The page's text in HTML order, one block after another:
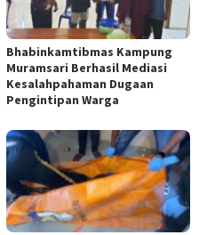
Bhabinkamtibmas Kampung
Muramsari Berhasil Mediasi
Kesalahpahaman Dugaan
Pengintipan Warga